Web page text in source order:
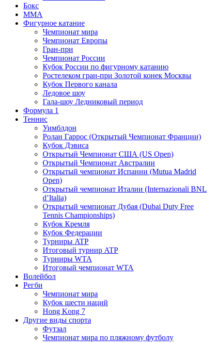
Бокс
MMA
Фигурное катание
Чемпионат мира
Чемпионат Европы
Гран-при
Чемпионат России
Кубок России по фигурному катанию
Ростелеком гран-при Золотой конек Москвы
Кубок Первого канала
Ледовое шоу
Гала-шоу Ледниковый период
Формула 1
Теннис
Уимблдон
Ролан Гаррос (Открытый Чемпионат Франции)
Кубок Дэвиса
Открытый Чемпионат США (US Open)
Открытый Чемпионат Австралии
Открытый чемпионат Испании (Mutua Madrid
Open)
Открытый чемпионат Италии (Internazionali BNL
d’Italia)
Открытый чемпионат Дубая (Dubai Duty Free
Tennis Championships)
Кубок Кремля
Кубок Федерации
Турниры ATP
Итоговый турнир ATP
Турниры WTA
Итоговый чемпионат WTA
Волейбол
Регби
Чемпионат мира
Кубок шести наций
Hong Kong 7
Другие виды спорта
Футзал
Чемпионат мира по пляжному футболу